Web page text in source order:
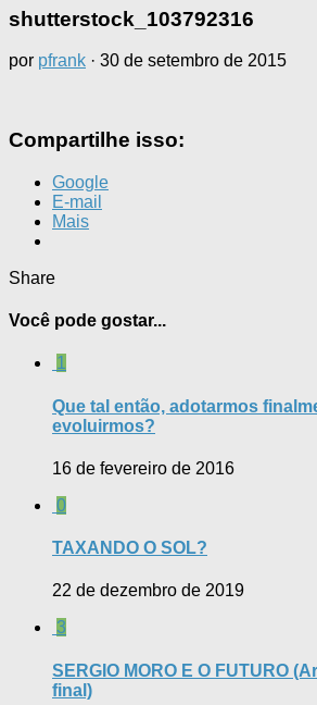
shutterstock_103792316
por pfrank · 30 de setembro de 2015
Compartilhe isso:
Google
E-mail
Mais
Share
Você pode gostar...
1
Que tal então, adotarmos
evoluirmos?
16 de fevereiro de 2016
0
TAXANDO O SOL?
22 de dezembro de 2019
3
SERGIO MORO E O FUTURO
final)